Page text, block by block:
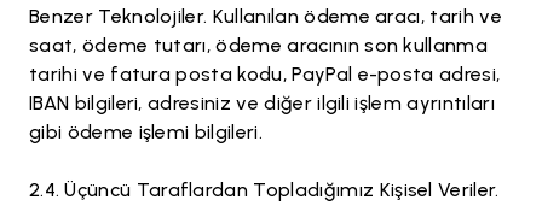
Benzer Teknolojiler. Kullanılan ödeme aracı, tarih ve
saat, ödeme tutarı, ödeme aracının son kullanma
tarihi ve fatura posta kodu, PayPal e-posta adresi,
IBAN bilgileri, adresiniz ve diğer ilgili işlem ayrıntıları
gibi ödeme işlemi bilgileri.
Üçüncü Taraflardan Topladığımız Kişisel Veriler.